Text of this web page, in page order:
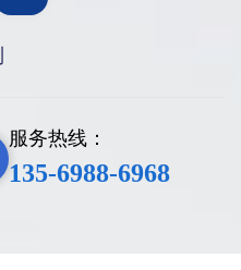
服务热线：
135-6988-6968